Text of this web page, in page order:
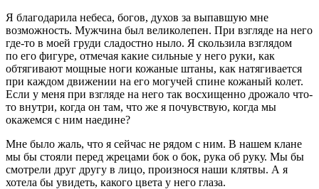
Я благодарила небеса, богов, духов за выпавшую мне
возможность. Мужчина был великолепен. При взгляде на него
где-то в моей груди сладостно ныло. Я скользила взглядом
по его фигуре, отмечая какие сильные у него руки, как
обтягивают мощные ноги кожаные штаны, как натягивается
при каждом движении на его могучей спине кожаный колет.
Если у меня при взгляде на него так восхищенно дрожало что-
то внутри, когда он там, что же я почувствую, когда мы
окажемся с ним наедине?
Мне было жаль, что я сейчас не рядом с ним. В нашем клане
мы бы стояли перед жрецами бок о бок, рука об руку. Мы бы
смотрели друг другу в лицо, произнося наши клятвы. А я
хотела бы увидеть, какого цвета у него глаза.